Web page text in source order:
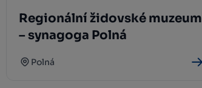
Regionální židovské muzeum
– synagoga Polná
Polná